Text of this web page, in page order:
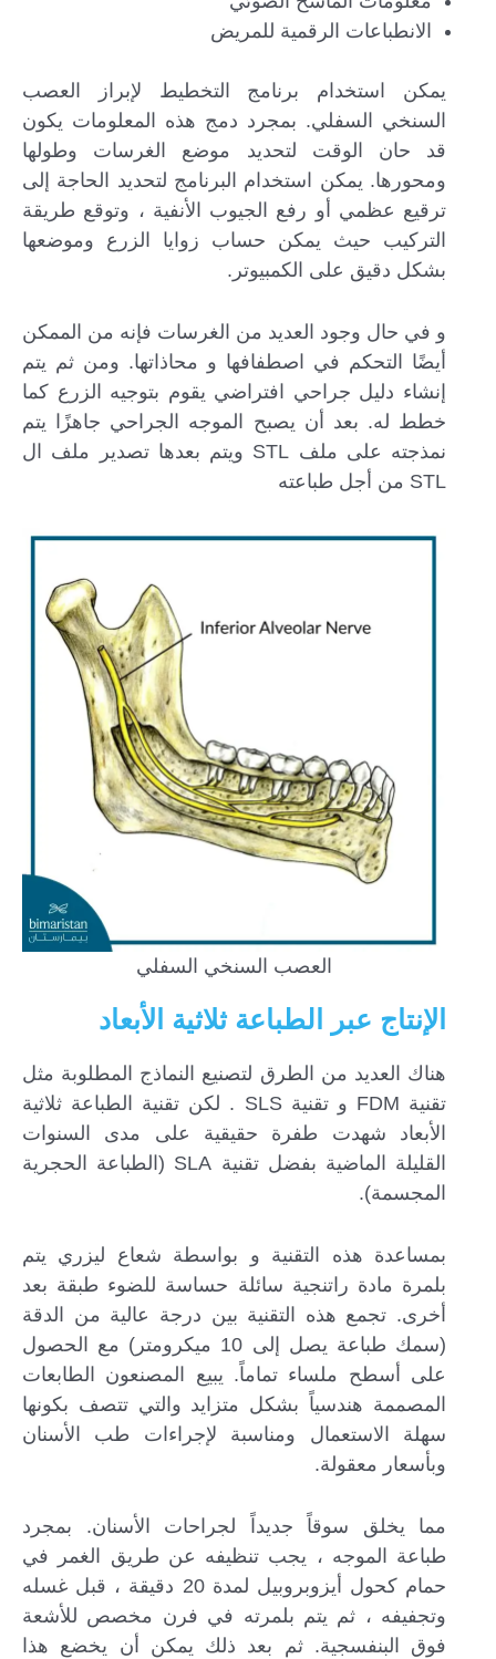
الانطباعات الرقمية للمريض
يمكن استخدام برنامج التخطيط لإبراز العصب
السنخي السفلي. بمجرد دمج هذه المعلومات يكون
قد حان الوقت لتحديد موضع الغرسات وطولها
ومحورها. يمكن استخدام البرنامج لتحديد الحاجة إلى
ترقيع عظمي أو رفع الجيوب الأنفية ، وتوقع طريقة
التركيب حيث يمكن حساب زوايا الزرع وموضعها
بشكل دقيق على الكمبيوتر.
و في حال وجود العديد من الغرسات فإنه من الممكن
أيضًا التحكم في اصطفافها و محاذاتها. ومن ثم يتم
إنشاء دليل جراحي افتراضي يقوم بتوجيه الزرع كما
خطط له. بعد أن يصبح الموجه الجراحي جاهزًا يتم
نمذجته على ملف STL ويتم بعدها تصدير ملف ال
STL من أجل طباعته
العصب السنخي السفلي
الإنتاج عبر الطباعة ثلاثية الأبعاد
هناك العديد من الطرق لتصنيع النماذج المطلوبة مثل
تقنية FDM و تقنية SLS . لكن تقنية الطباعة ثلاثية
الأبعاد شهدت طفرة حقيقية على مدى السنوات
القليلة الماضية بفضل تقنية SLA (الطباعة الحجرية
المجسمة).
بمساعدة هذه التقنية و بواسطة شعاع ليزري يتم
بلمرة مادة راتنجية سائلة حساسة للضوء طبقة بعد
أخرى. تجمع هذه التقنية بين درجة عالية من الدقة
(سمك طباعة يصل إلى 10 ميكرومتر) مع الحصول
على أسطح ملساء تماماً. يبيع المصنعون الطابعات
المصممة هندسياً بشكل متزايد والتي تتصف بكونها
سهلة الاستعمال ومناسبة لإجراءات طب الأسنان
وبأسعار معقولة.
مما يخلق سوقاً جديداً لجراحات الأسنان. بمجرد
طباعة الموجه ، يجب تنظيفه عن طريق الغمر في
حمام كحول أيزوبروبيل لمدة 20 دقيقة ، قبل غسله
وتجفيفه ، ثم يتم بلمرته في فرن مخصص للأشعة
فوق البنفسجية. ثم بعد ذلك يمكن أن يخضع هذا